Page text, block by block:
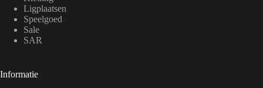
Ligplaatsen
Speelgoed
Sale
SAR
Informatie